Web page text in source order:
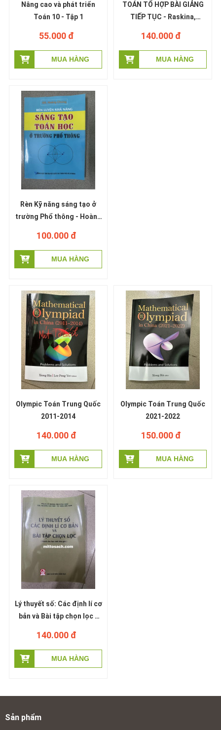
Nâng cao và phát triển
Toán 10 - Tập 1
55.000 đ
TOÁN TỔ HỢP BÀI GIẢNG
TIẾP TỤC - Raskina,
Điển dịch
140.000 đ
Rèn Kỹ năng sáng tạo ở
trường Phổ thông - Hoàng
100.000 đ
Olympic Toán Trung Quốc
2011-2014
140.000 đ
Olympic Toán Trung Quốc
2021-2022
150.000 đ
Lý thuyết số: Các định lí cơ
bản và Bài tập chọn lọc -
Nguyễn Văn Nho - Trần
140.000 đ
Sản phẩm